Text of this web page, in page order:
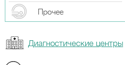
Прочeе
Диагностические центры